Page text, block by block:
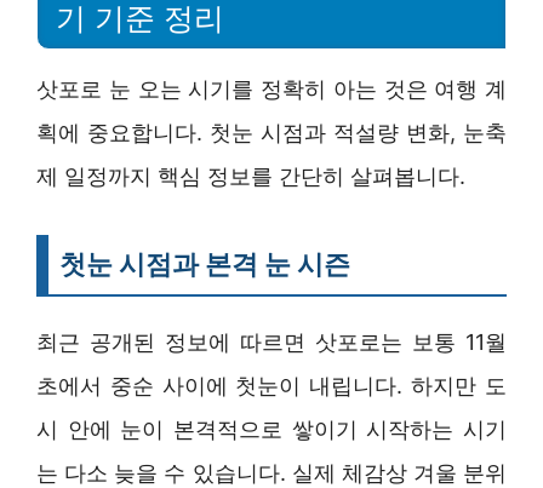
기 기준 정리
삿포로 눈 오는 시기를 정확히 아는 것은 여행 계
획에 중요합니다. 첫눈 시점과 적설량 변화, 눈축
제 일정까지 핵심 정보를 간단히 살펴봅니다.
첫눈 시점과 본격 눈 시즌
최근 공개된 정보에 따르면 삿포로는 보통 11월
초에서 중순 사이에 첫눈이 내립니다. 하지만 도
시 안에 눈이 본격적으로 쌓이기 시작하는 시기
는 다소 늦을 수 있습니다. 실제 체감상 겨울 분위